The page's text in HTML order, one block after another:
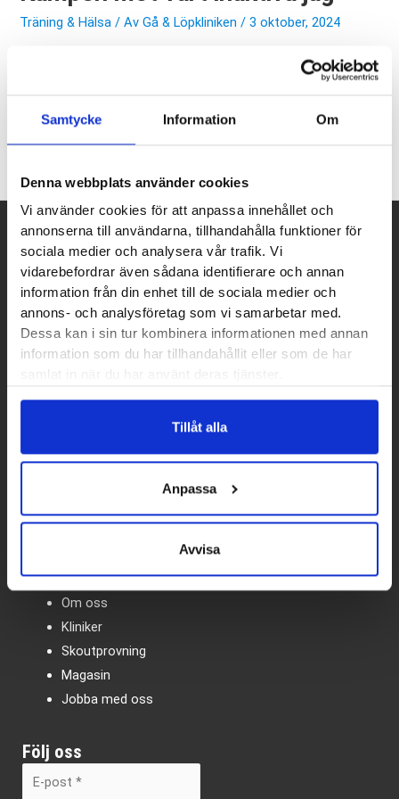
Samtycke Information Om
Denna webbplats använder cookies
Vi använder cookies för att anpassa innehållet och
annonserna till användarna, tillhandahålla funktioner för
sociala medier och analysera vår trafik. Vi
vidarebefordrar även sådana identifierare och annan
information från din enhet till de sociala medier och
annons- och analysföretag som vi samarbetar med.
Dessa kan i sin tur kombinera informationen med annan
information som du har tillhandahållit eller som de har
Tillåt alla
Anpassa
Avvisa
Träning & Hälsa / AvGå & Löpkliniken/ 3 oktober, 2024
Vi tog ett snack med Michael Svensson på Idrottsmedicin i
Kampen
mot
vårt
Läs mer »
Betalpartner
Vanliga frågor – FAQ
Köpvillkor
Presentkort
Gå & Löpkliniken
Om oss
Kliniker
Skoutprovning
Magasin
Jobba med oss
Följ oss